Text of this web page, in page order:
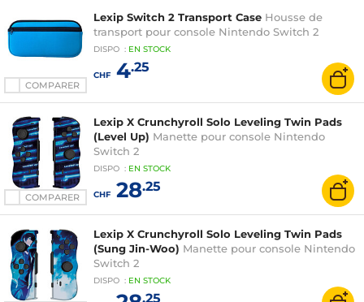
COMPARER
Lexip Switch 2 Transport Case Housse de
transport pour console Nintendo Switch 2
DISPO : EN STOCK
CHF4.25
COMPARER
Lexip X Crunchyroll Solo Leveling Twin Pads
(Level Up) Manette pour console Nintendo
Switch 2
DISPO : EN STOCK
CHF28.25
Lexip X Crunchyroll Solo Leveling Twin Pads
(Sung Jin-Woo) Manette pour console Nintendo
Switch 2
DISPO : EN STOCK
.25